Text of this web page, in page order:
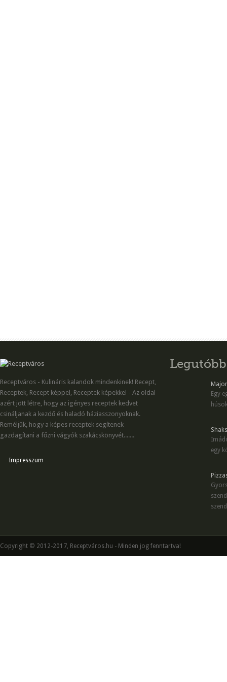
Receptváros - Kulináris kalandok mindenkinek! Recept,
Receptek, Recept képpel, Receptek képekkel - Az oldal
azért jött létre, hogy az igényes receptek kedvet
csináljanak a kezdő és haladó háziasszonyoknak.
Reméljük, hogy a képes receptek segítenek
gazdagítani a főzni vágyók szakácskönyvét.......
Impresszum
Egy
egy
Copyright © 2012-2017, Receptváros.hu - Minden jog fenntartva!